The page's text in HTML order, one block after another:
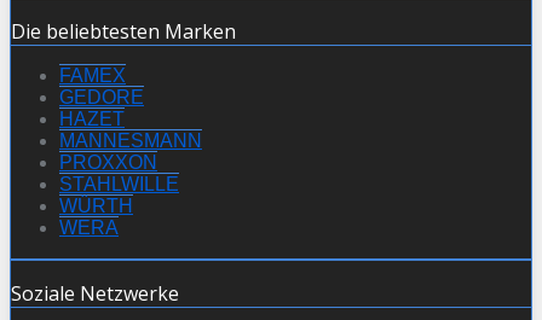
Die beliebtesten Marken
FAMEX
GEDORE
HAZET
MANNESMANN
PROXXON
STAHLWILLE
WÜRTH
WERA
Soziale Netzwerke